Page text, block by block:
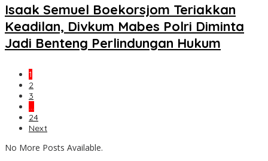
Isaak Semuel Boekorsjom Teriakkan
Keadilan, Divkum Mabes Polri Diminta
Jadi Benteng Perlindungan Hukum
1
2
3
…
24
Next
No More Posts Available.